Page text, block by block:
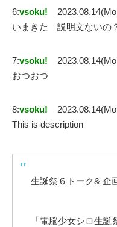
6:vsoku!
いまきた 説明文ないの
7:vsoku!
おつおつ
8:vsoku!
This is description
生誕祭６トーク& 企
「電脳少女シロ生